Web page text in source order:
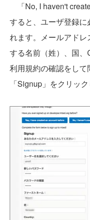
「No, I haven't
すると、ユーザ登録
れます。メールアド
する名前（姓）、国、
利用規約の確認をして
「Signup」をクリック